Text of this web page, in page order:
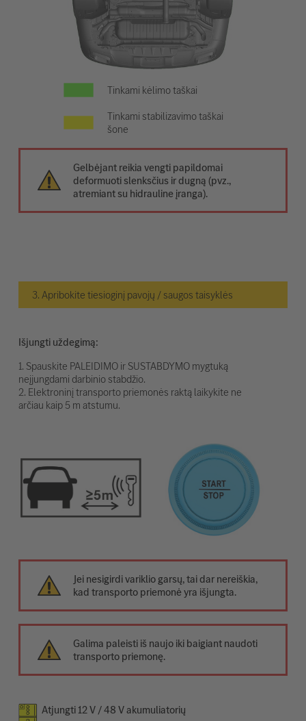
Tinkami kėlimo taškai
Tinkami stabilizavimo taškai
šone
Gelbėjant reikia vengti papildomai
deformuoti slenksčius ir dugną (pvz.,
atremiant su hidrauline įranga).
3. Apribokite tiesioginį pavojų / saugos taisyklės
Išjungti uždegimą:
1. Spauskite PALEIDIMO ir SUSTABDYMO mygtuką
neįjungdami darbinio stabdžio.
2. Elektroninį transporto priemonės raktą laikykite ne
arčiau kaip 5 m atstumu.
Jei nesigirdi variklio garsų, tai dar nereiškia,
kad transporto priemonė yra išjungta.
Galima paleisti iš naujo iki baigiant naudoti
transporto priemonę.
Atjungti 12 V / 48 V akumuliatorių